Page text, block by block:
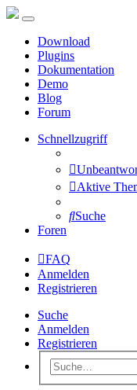
Download
Plugins
Dokumentation
Demo
Blog
Forum
Schnellzugriff
Aktive
Suche
Foren
FAQ
Anmelden
Registrieren
Suche
Anmelden
Registrieren